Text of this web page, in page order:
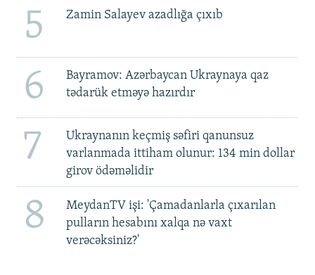
5 Zamin Salayev azadlığa çıxıb
6
Bayramov: Azərbaycan Ukraynaya qaz
tədarük etməyə hazırdır
7
Ukraynanın keçmiş səfiri qanunsuz
varlanmada ittiham olunur: 134 min dollar
girov ödəməlidir
8
MeydanTV işi: 'Çamadanlarla çıxarılan
pulların hesabını xalqa nə vaxt
verəcəksiniz?'